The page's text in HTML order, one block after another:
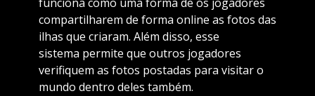
compartilharem de forma online as fotos das
ilhas que criaram. Além disso, esse
sistema permite que outros jogadores
verifiquem as fotos postadas para visitar o
mundo dentro deles também.